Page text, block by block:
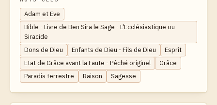
Adam et Eve
Bible - Livre de Ben Sira le Sage - L'Ecclésiastique ou
Siracide
Dons de Dieu
Enfants de Dieu - Fils de Dieu
Esprit
Etat de Grâce avant la Faute - Péché originel
Grâce
Paradis terrestre
Raison Sagesse